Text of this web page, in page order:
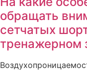
обращать
сетчатых
тренажерном